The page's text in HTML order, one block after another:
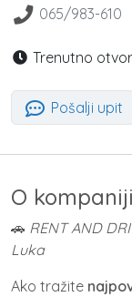
065/983-610
Trenutno
Pošalji upit
O kompaniji
🚗 RENT AND
Luka
Ako tražite